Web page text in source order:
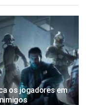
os jogadores em